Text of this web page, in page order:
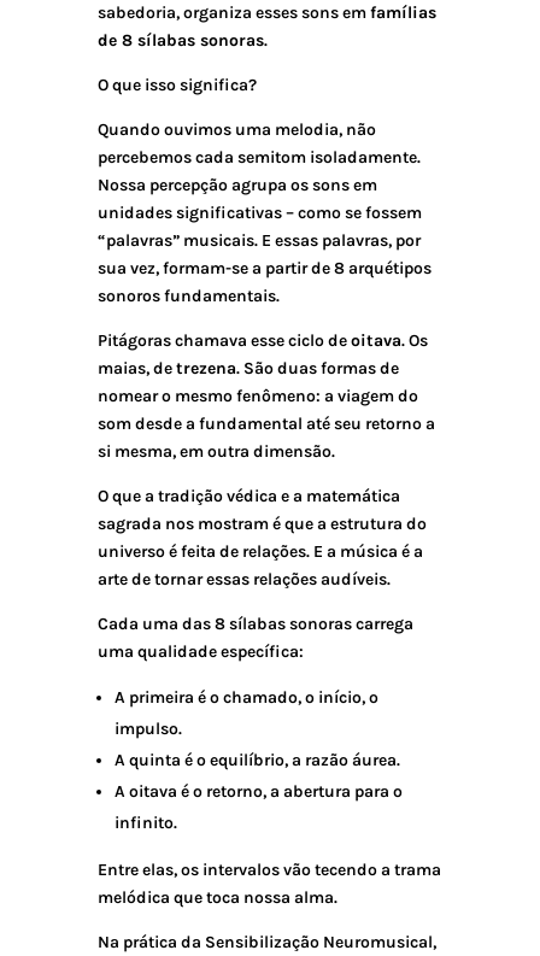
sabedoria, organiza esses sons emfamílias
de 8 sílabas sonoras.
O que isso significa?
Quando ouvimos uma melodia, não
percebemos cada semitom isoladamente.
Nossa percepção agrupa os sons em
unidades significativas – como se fossem
“palavras” musicais. E essas palavras, por
sua vez, formam-se a partir de 8 arquétipos
sonoros fundamentais.
Pitágoras chamava esse ciclo deoitava. Os
maias, detrezena. São duas formas de
nomear o mesmo fenômeno: a viagem do
som desde a fundamental até seu retorno a
si mesma, em outra dimensão.
O que a tradição védica e a matemática
sagrada nos mostram é que a estrutura do
universo é feita de relações. E a música é a
arte de tornar essas relações audíveis.
Cada uma das 8 sílabas sonoras carrega
uma qualidade específica:
A primeira é o chamado, o início, o
impulso.
A quinta é o equilíbrio, a razão áurea.
A oitava é o retorno, a abertura para o
infinito.
Entre elas, os intervalos vão tecendo a trama
melódica que toca nossa alma.
Na prática da Sensibilização Neuromusical,